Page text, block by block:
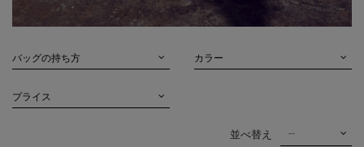
バッグの持ち方 カラー
プライス
並べ替え --